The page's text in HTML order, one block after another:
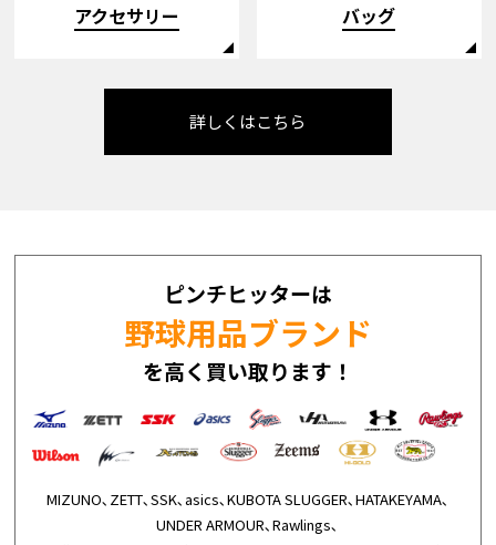
アクセサリー バッグ
詳しくはこちら
ピンチヒッターは
野球用品ブランド
を高く買い取ります！
MIZUNO､ZETT､SSK､asics､KUBOTA SLUGGER､HATAKEYAMA､
UNDER ARMOUR､Rawlings､